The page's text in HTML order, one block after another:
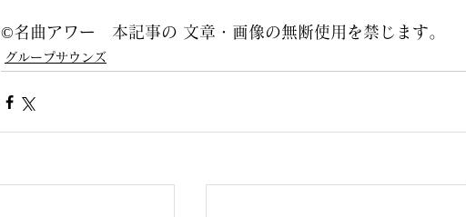
©名曲アワー　本記事の 文章・画像の無断使用を禁じます。
グループサウンズ